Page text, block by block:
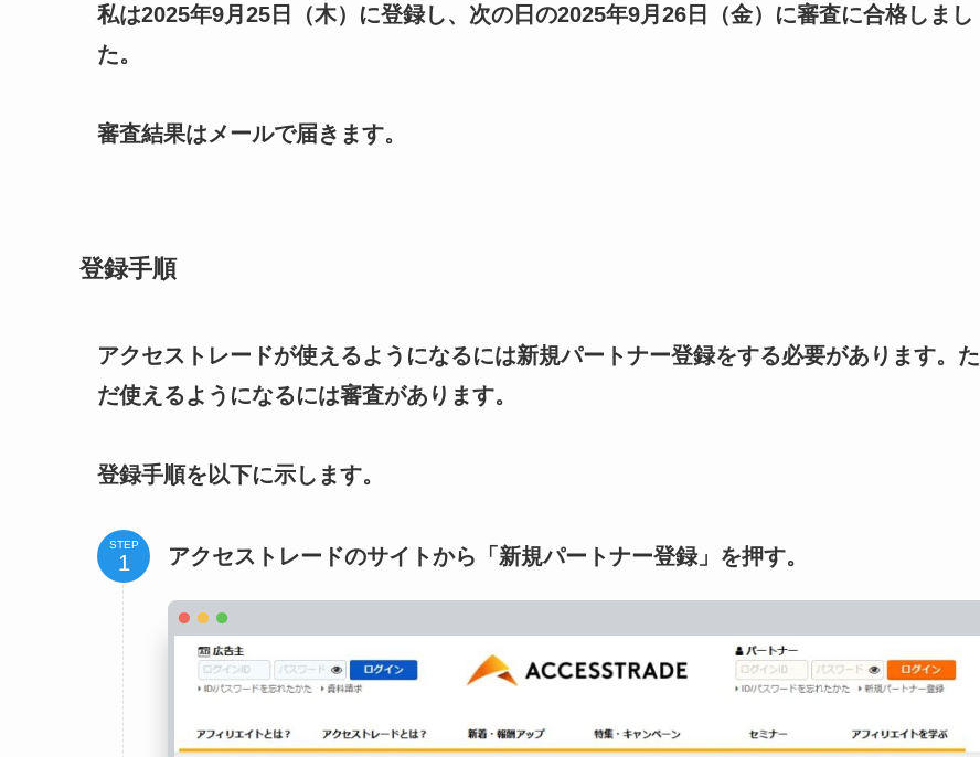
私は2025年9月25日（木）に登録し、次の日の2025年9月26日（金）に審査に合格しまし
た。
審査結果はメールで届きます。
登録手順
アクセストレードが使えるようになるには新規パートナー登録をする必要があります。た
だ使えるようになるには審査があります。
登録手順を以下に示します。
STEP アクセストレードのサイトから「新規パートナー登録」を押す。